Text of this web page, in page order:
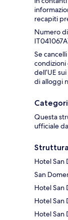
recapiti
Numero
Se
condizioni
dell’UE
di alloggi
Questa
ufficiale
Hotel San
San
Hotel San
Hotel San
Hotel San